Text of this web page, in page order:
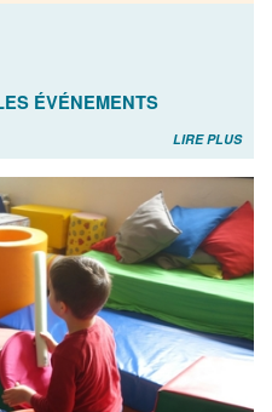
ÉVÉNEMENTS
LIRE PLUS